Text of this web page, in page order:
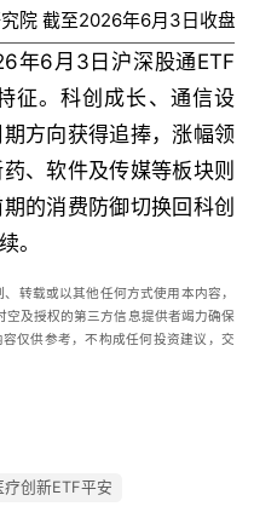
院 截至2026年6月3日收盘
年6月3日沪深股通ETF
征。科创成长、通信设
方向获得追捧，涨幅领
、软件及传媒等板块则
的消费防御切换回科创
。
转载或以其他任何方式使用本内容，
空及授权的第三方信息提供者竭力确保
仅供参考，不构成任何投资建议，交
疗创新ETF平安